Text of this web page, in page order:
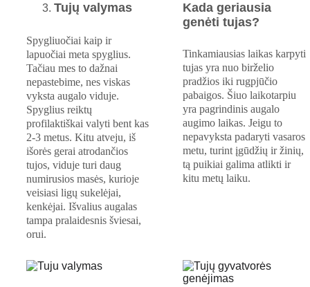
Kada geriausia
genėti tujas?
Tinkamiausias laikas karpyti
tujas yra nuo birželio
pradžios iki rugpjūčio
pabaigos. Šiuo laikotarpiu
yra pagrindinis augalo
augimo laikas. Jeigu to
nepavyksta padaryti vasaros
metu, turint įgūdžių ir žinių,
tą puikiai galima atlikti ir
kitu metų laiku.
Tujų valymas
Spygliuočiai kaip ir
lapuočiai meta spyglius.
Tačiau mes to dažnai
nepastebime, nes viskas
vyksta augalo viduje.
Spyglius reiktų
profilaktiškai valyti bent kas
2-3 metus. Kitu atveju, iš
išorės gerai atrodančios
tujos, viduje turi daug
numirusios masės, kurioje
veisiasi ligų sukelėjai,
kenkėjai. Išvalius augalas
tampa pralaidesnis šviesai,
orui.